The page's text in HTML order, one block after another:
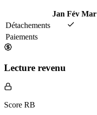
Jan Fév Mar
Détachements
Paiements
Lecture revenu
Score RB